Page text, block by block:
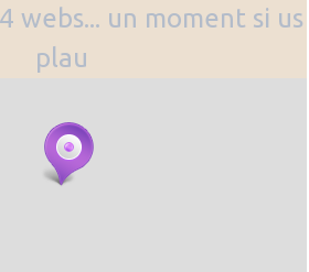
webs... un moment si us
plau